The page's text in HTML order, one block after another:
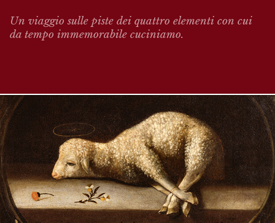
Un viaggio sulle piste dei quattro elementi con cui
da tempo immemorabile cuciniamo.